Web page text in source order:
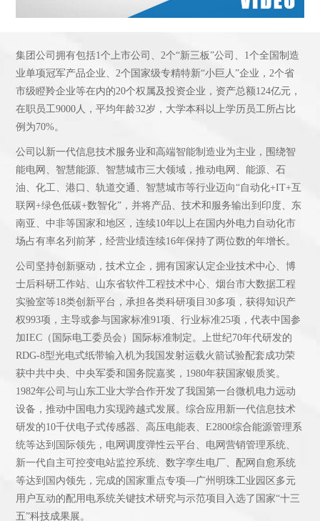
集团公司拥有包括1个上市公司、2个“新三板”公司、1个全国制造
业单项冠军产品企业、2个国家级专精特新“小巨人”企业，2个省
市级瞪羚企业等在内的20个权属及投资企业，资产总额124亿元，
在职员工9000人，平均年龄32岁，大学本科以上学历员工所占比
例为70%。
公司以新一代信息技术服务业和高端智能制造业为主业，围绕智
能电网、智慧能源、智慧城市三大领域，推动电网、能源、石
油、化工、港口、轨道交通、智慧城市等行业迈向“自动化+IT+互
联网+绿色低碳+数智化”，并将产品、技术和服务输出到印度、东
南亚、中非等国家和地区，连续10年以上在国内外电力自动化市
场占有率名列前茅，经营业绩连续16年保持了两位数的年增长。
公司坚持创新驱动，技术立企，拥有国家认定企业技术中心、博
士后科研工作站、山东省软件工程技术中心、烟台市大数据工程
实验室等18类创新平台，承担各类科研项目30多项，获得知识产
权993项，主导或参与国家标准91项、行业标准25项，代表中国参
加IEC（国际电工委员会）国际标准制定。上世纪70年代研发的
RDG-8型光电式纸带输入机为我国发射运载火箭试验配套成功荣
获中共中央、中央军委和国务院嘉奖，1980年获国家银质奖。
1982年公司与山东工业大学合作开发了我国第一台微机电力远动
设备，推动中国电力实现跨越式发展。综合应用新一代信息技术
研发的10千伏电子式传感器、高压电能表、E2800综合能源管理系
统等达到国际领先，电网调度弹性云平台、电网营销管理系统、
新一代自主可控变电站监控系统、数字孪生电厂、配网自愈系统
等达到国内领先，完成的国家重点专项—广州明珠工业园区多元
用户互动的配用电系统关键技术研究与示范项目入选了国家“十三
五”科技成果展。